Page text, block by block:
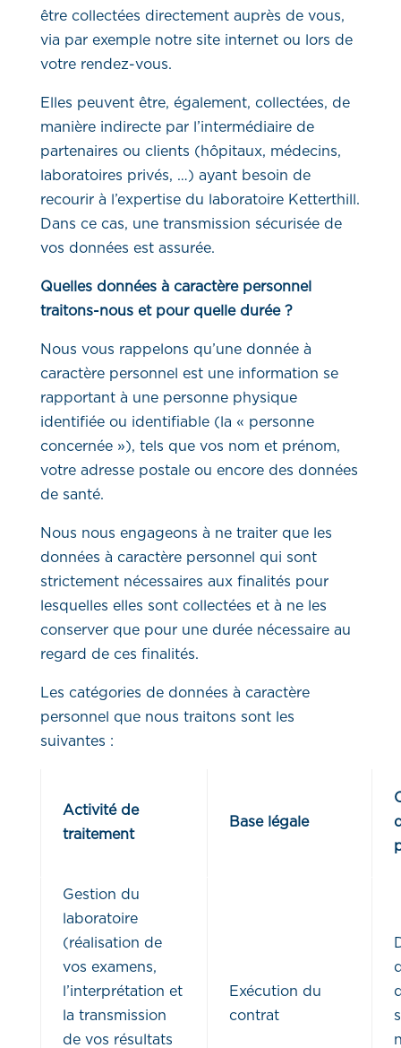
être collectées directement auprès de vous,
via par exemple notre site internet ou lors de
votre rendez-vous.
Elles peuvent être, également, collectées, de
manière indirecte par l’intermédiaire de
partenaires ou clients (hôpitaux, médecins,
laboratoires privés, …) ayant besoin de
recourir à l’expertise du laboratoire Ketterthill.
Dans ce cas, une transmission sécurisée de
vos données est assurée.
Quelles données à caractère personnel
traitons-nous et pour quelle durée ?
Nous vous rappelons qu’une donnée à
caractère personnel est une information se
rapportant à une personne physique
identifiée ou identifiable (la « personne
concernée »), tels que vos nom et prénom,
votre adresse postale ou encore des données
de santé.
Nous nous engageons à ne traiter que les
données à caractère personnel qui sont
strictement nécessaires aux finalités pour
lesquelles elles sont collectées et à ne les
conserver que pour une durée nécessaire au
regard de ces finalités.
Les catégories de données à caractère
personnel que nous traitons sont les
suivantes :
Activité de
traitement
Base légale
Gestion du
laboratoire
(réalisation de
vos examens,
l’interprétation et
la transmission
de vos résultats
Exécution du
contrat